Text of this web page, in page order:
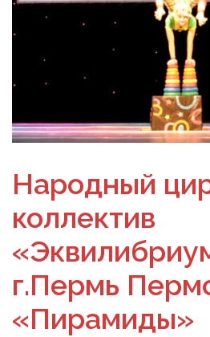
Народный
коллектив
г.Пермь
«Пирамиды»